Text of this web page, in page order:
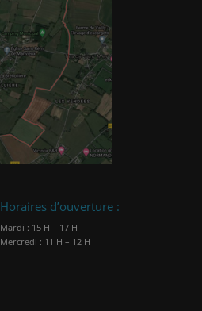
Horaires d’ouverture :
Mardi : 15 H – 17 H
Mercredi : 11 H – 12 H